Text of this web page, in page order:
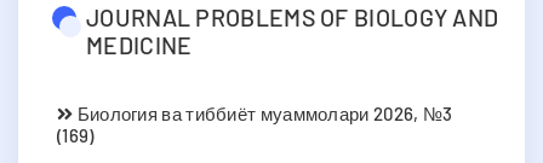
JOURNAL PROBLEMS OF BIOLOGY AND
MEDICINE
Биология ва тиббиёт муаммолари 2026, №3
(169)